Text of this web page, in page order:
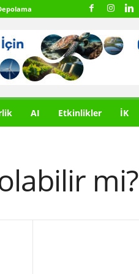
AI Etkinlikler İK
mi?